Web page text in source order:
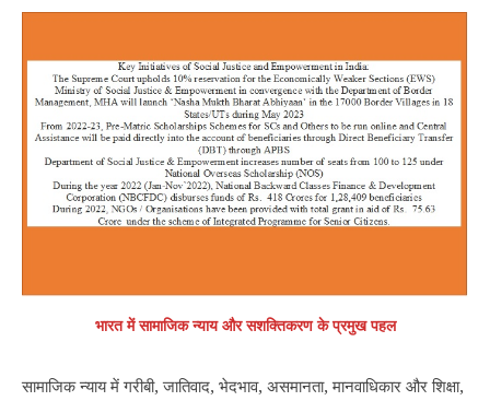
भारत में सामाजिक न्याय और सशक्तिकरण के प्रमुख पहल
सामाजिक न्याय में गरीबी, जातिवाद, भेदभाव, असमानता, मानवाधिकार और शिक्षा,